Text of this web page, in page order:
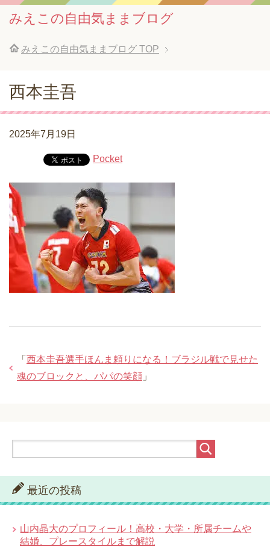
みえこの自由気ままブログ
みえこの自由気ままブログ TOP
西本圭吾
2025年7月19日
Pocket
「 西本圭吾選手ほんま頼りになる！ブラジル戦で見せた
魂のブロックと、パパの笑顔 」
最近の投稿
山内晶大のプロフィール！高校・大学・所属チームや
結婚、プレースタイルまで解説